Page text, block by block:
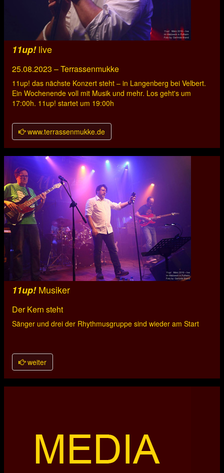
11up!live
25.08.2023 – Terrassenmukke
11up! das nächste Konzert steht – in Langenberg bei Velbert.
Ein Wochenende voll mit Musik und mehr. Los geht's um
17:00h. 11up! startet um 19:00h
www.terrassenmukke.de
11up!Musiker
Der Kern steht
Sänger und drei der Rhythmusgruppe sind wieder am Start
weiter